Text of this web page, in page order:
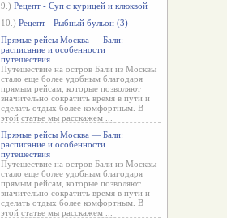
9.) Рецепт - Суп с курицей и клюквой
10.) Рецепт - Рыбный бульон (3)
Прямые рейсы Москва — Бали:
расписание и особенности
путешествия
Путешествие на остров Бали из Москвы
стало еще более удобным благодаря
прямым рейсам, которые позволяют
значительно сократить время в пути и
сделать отдых более комфортным. В
этой статье мы расскажем ...
Прямые рейсы Москва — Бали:
расписание и особенности
путешествия
Путешествие на остров Бали из Москвы
стало еще более удобным благодаря
прямым рейсам, которые позволяют
значительно сократить время в пути и
сделать отдых более комфортным. В
этой статье мы расскажем ...